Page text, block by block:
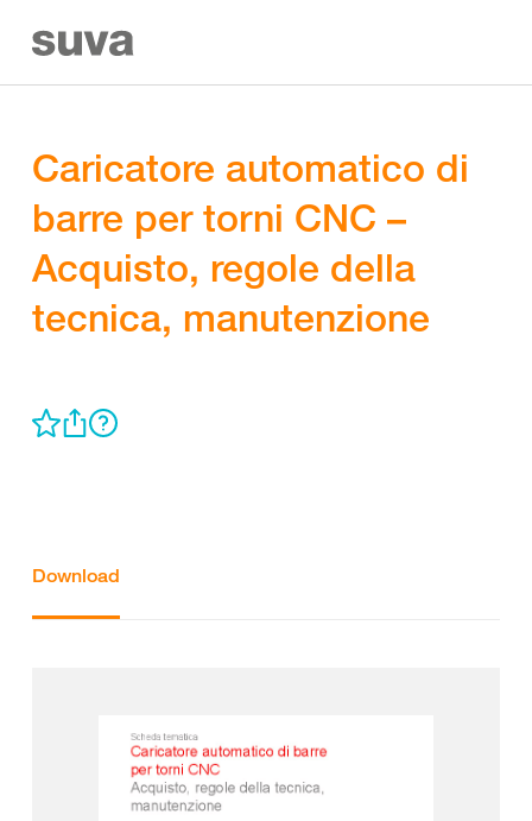
Caricatore automatico di
barre per torni CNC –
Acquisto, regole della
tecnica, manutenzione
Download